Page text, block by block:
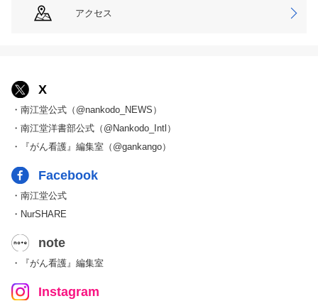
アクセス
X
・南江堂公式（@nankodo_NEWS）
・南江堂洋書部公式（@Nankodo_Intl）
・『がん看護』編集室（@gankango）
Facebook
・南江堂公式
・NurSHARE
note
・『がん看護』編集室
Instagram